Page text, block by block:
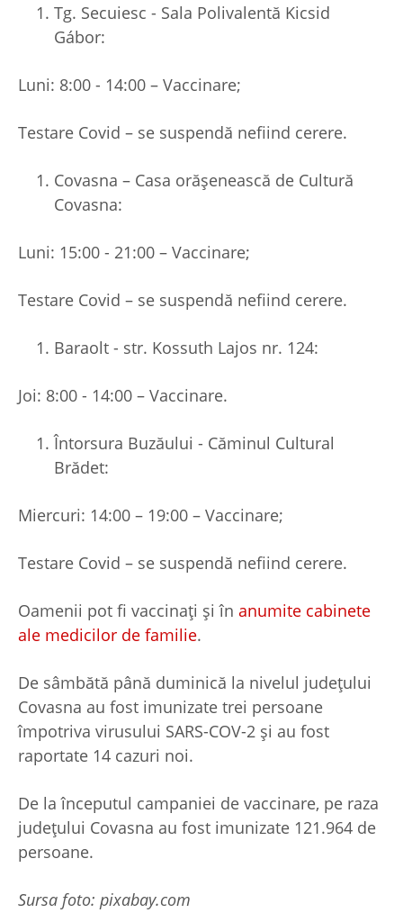
Tg. Secuiesc - Sala Polivalentă Kicsid
Gábor:
Luni: 8:00 - 14:00 – Vaccinare;
Testare Covid – se suspendă nefiind cerere.
Covasna – Casa orășenească de Cultură
Covasna:
Luni: 15:00 - 21:00 – Vaccinare;
Testare Covid – se suspendă nefiind cerere.
Baraolt - str. Kossuth Lajos nr. 124:
Joi: 8:00 - 14:00 – Vaccinare.
Întorsura Buzăului - Căminul Cultural
Brădet:
Miercuri: 14:00 – 19:00 – Vaccinare;
Testare Covid – se suspendă nefiind cerere.
Oamenii pot fi vaccinați și în anumite cabinete
ale medicilor de familie.
De sâmbătă până duminică la nivelul județului
Covasna au fost imunizate trei persoane
împotriva virusului SARS-COV-2 și au fost
raportate 14 cazuri noi.
De la începutul campaniei de vaccinare, pe raza
județului Covasna au fost imunizate 121.964 de
persoane.
Sursa foto: pixabay.com